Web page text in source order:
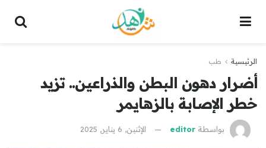
الرئيسية طب
أضرار دهون البطن والذراعين.. تزيد
خطر الإصابة بالزهايمر
بواسطة editor الإثنين, 6 يناير, 2025